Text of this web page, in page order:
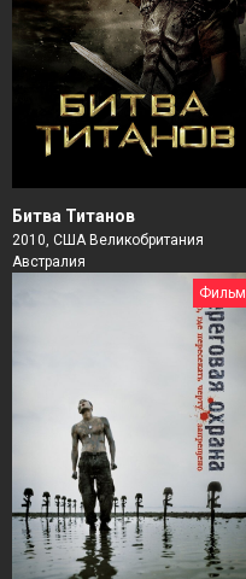
Битва Титанов
2010, США Великобритания
Австралия
Фильм